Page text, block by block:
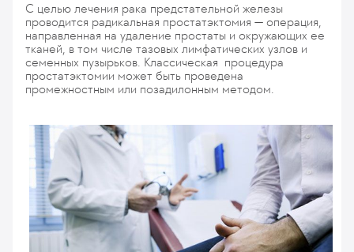
С целью лечения рака предстательной железы
проводится радикальная простатэктомия — операция,
направленная на удаление простаты и окружающих ее
тканей, в том числе тазовых лимфатических узлов и
семенных пузырьков. Классическая процедура
простатэктомии может быть проведена
промежностным или позадилонным методом.